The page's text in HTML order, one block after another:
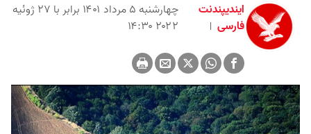
ایندیپندنت
فارسی
چهارشنبه ۵ مرداد ۱۴۰۱ برابر با ۲۷ ژوئیه
۲۰۲۲ ۱۴:۳۰